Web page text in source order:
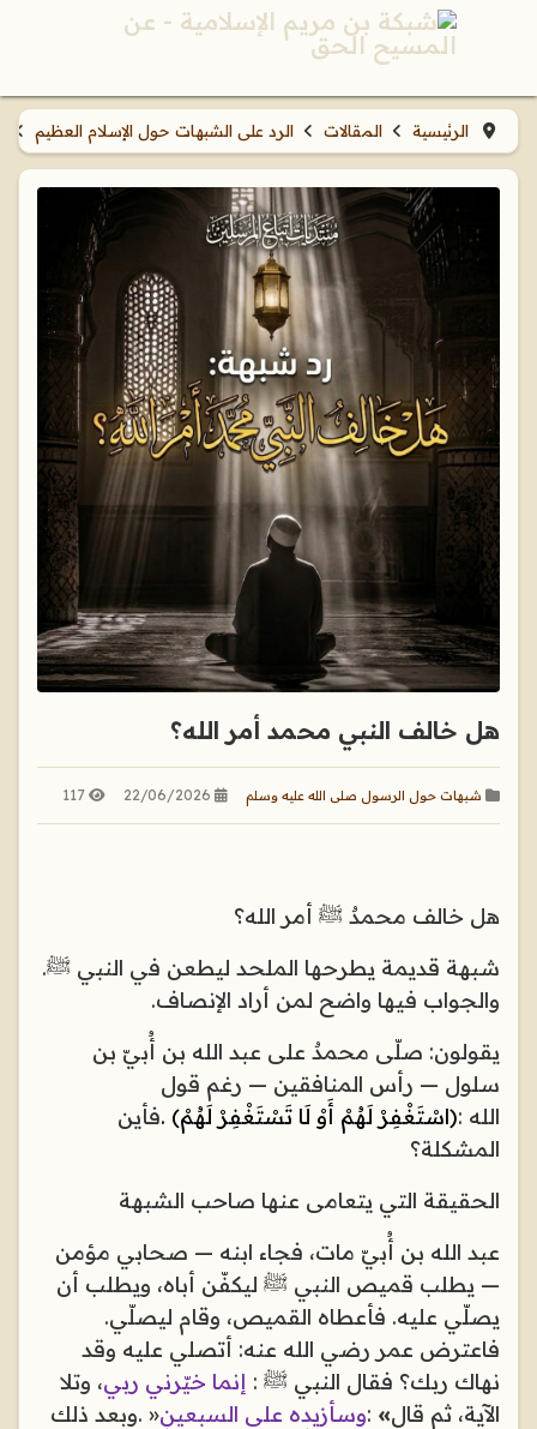
الرئيسية المقالات الرد على الشبهات حول الإسلام العظيم
هل خالف النبي محمد أمر الله؟
شبهات حول الرسول صلى الله عليه وسلم 22/06/2026
117
هل خالف محمدٌ ﷺ أمر الله؟
شبهة قديمة يطرحها الملحد ليطعن في النبي ﷺ.
والجواب فيها واضح لمن أراد الإنصاف.
يقولون: صلّى محمدٌ على عبد الله بن أُبيّ بن
سلول — رأس المنافقين — رغم قول
الله :﴿اسْتَغْفِرْ لَهُمْ أَوْ لَا تَسْتَغْفِرْ لَهُمْ﴾ .فأين
المشكلة؟
الحقيقة التي يتعامى عنها صاحب الشبهة
عبد الله بن أُبيّ مات، فجاء ابنه — صحابي مؤمن
— يطلب قميص النبي ﷺ ليكفّن أباه، ويطلب أن
يصلّي عليه. فأعطاه القميص، وقام ليصلّي.
فاعترض عمر رضي الله عنه: أتصلي عليه وقد
نهاك ربك؟ فقال النبي ﷺ : إنما خيّرني ربي، وتلا
الآية، ثم قال
: « وسأزيده على السبعين»
.وبعد ذلك